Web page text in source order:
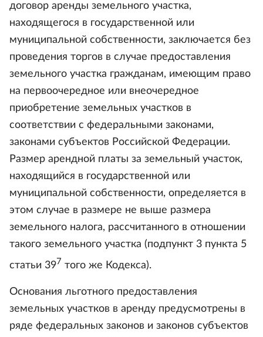
договор аренды земельного участка,
находящегося в государственной или
муниципальной собственности, заключается без
проведения торгов в случае предоставления
земельного участка гражданам, имеющим право
на первоочередное или внеочередное
приобретение земельных участков в
соответствии с федеральными законами,
законами субъектов Российской Федерации.
Размер арендной платы за земельный участок,
находящийся в государственной или
муниципальной собственности, определяется в
этом случае в размере не выше размера
земельного налога, рассчитанного в отношении
такого земельного участка (подпункт 3 пункта 5
статьи 397 того же Кодекса).
Основания льготного предоставления
земельных участков в аренду предусмотрены в
ряде федеральных законов и законов субъектов